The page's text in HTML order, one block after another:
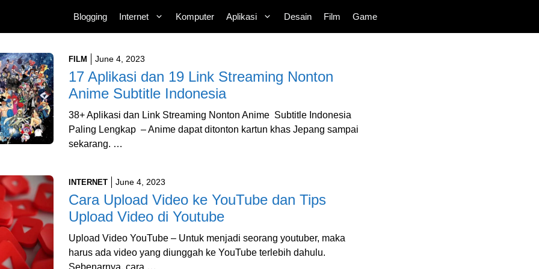
Blogging Internet Komputer Aplikasi Desain Film Game
FILM June 4, 2023
17 Aplikasi dan 19 Link Streaming Nonton
Anime Subtitle Indonesia
38+ Aplikasi dan Link Streaming Nonton Anime Subtitle Indonesia
Paling Lengkap – Anime dapat ditonton kartun khas Jepang sampai
sekarang. …
INTERNET June 4, 2023
Cara Upload Video ke YouTube dan Tips
Upload Video di Youtube
Upload Video YouTube – Untuk menjadi seorang youtuber, maka
harus ada video yang diunggah ke YouTube terlebih dahulu.
Sebenarnya, cara …